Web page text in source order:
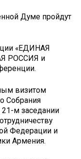
Думе пройдут
«ЕДИНАЯ
РОССИЯ и
визитом
Собрания
21-м заседании
Федерации и
Армения.